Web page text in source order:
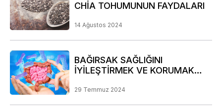
CHİA TOHUMUNUN FAYDALARI
14 Ağustos 2024
BAĞIRSAK SAĞLIĞINI
İYİLEŞTİRMEK VE KORUMAK
NOKTALAR
29 Temmuz 2024